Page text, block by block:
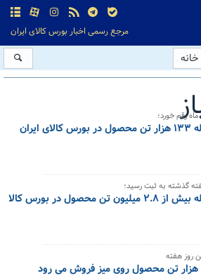
مرجع رسمی اخبار بورس کالای ایران
خانه
ایران
گذشته به ثبت رسید؛
تن محصول در بورس کالا
روز هفته